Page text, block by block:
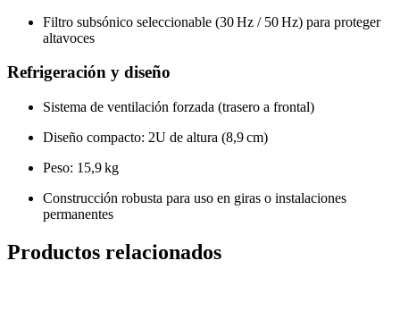
Filtro subsónico seleccionable (30 Hz / 50 Hz) para proteger
altavoces
Refrigeración y diseño
Sistema de ventilación forzada (trasero a frontal)
Diseño compacto: 2U de altura (8,9 cm)
Peso: 15,9 kg
Construcción robusta para uso en giras o instalaciones
permanentes
Productos relacionados